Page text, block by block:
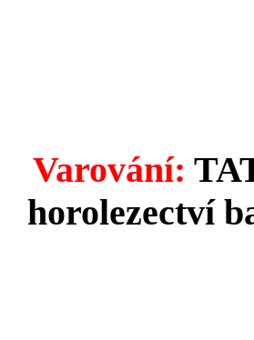
Varování:
horolezectví